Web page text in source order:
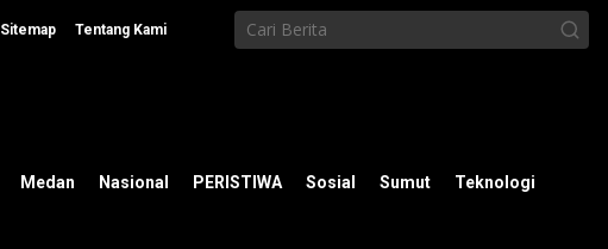
Sitemap Tentang Kami
Medan Nasional PERISTIWA Sosial Sumut Teknologi